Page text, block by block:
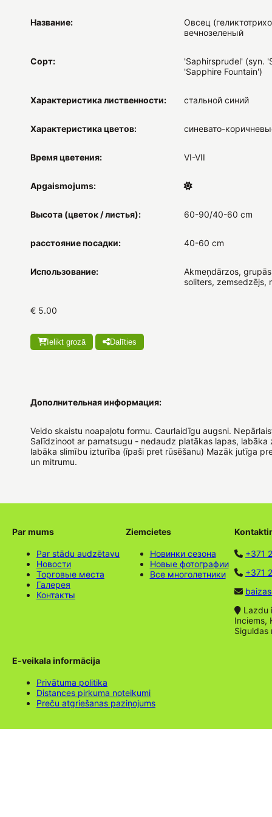
Название:
Овсец
вечнозеленый
Сорт:
'Saphirsprudel' (syn.
'Sapphire Fountain')
Характеристика лиственности: стальной синий
Характеристика цветов: синевато-
Время цветения: VI-VII
Apgaismojums:
Высота (цветок / листья): 60-90/40-60 cm
расстояние посадки: 40-60 cm
Использование:
Akmeņdārzos,
soliters, zemsedzējs,
€ 5.00
Ielikt grozā Dalīties
Дополнительная информация:
Veido skaistu noapaļotu formu. Caurlaidīgu augsni.
Salīdzinoot ar pamatsugu - nedaudz platākas lapas, labāka
labāka slimību izturība (īpaši pret rūsēšanu) Mazāk jutīga
un mitrumu.
Par mums
Par stādu audzētavu
Новости
Торговые места
Галерея
Контакты
Ziemcietes
Новинки сезона
Новые фотографии
Все многолетники
+371
+371
Lazdu
Inciems,
Siguldas
E-veikala informācija
Privātuma politika
Distances pirkuma noteikumi
Preču atgriešanas paziņojums